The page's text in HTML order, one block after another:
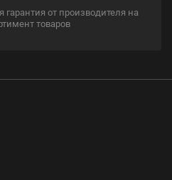
от производителя на
товаров